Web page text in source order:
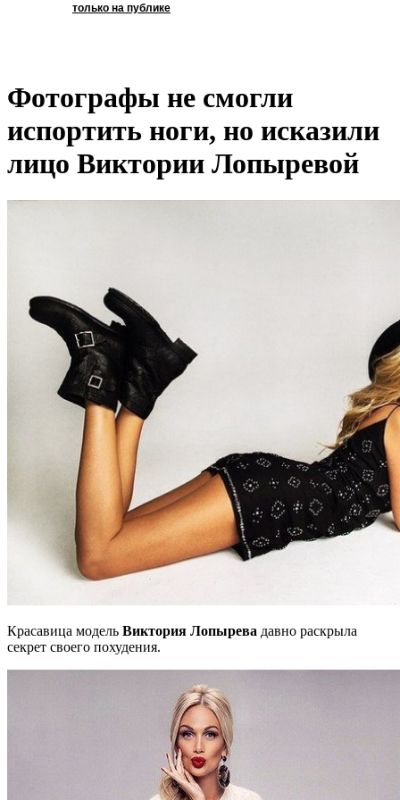
только на публике
Фотографы не смогли
испортить ноги, но исказили
лицо Виктории Лопыревой
Красавица модель Виктория Лопырева давно раскрыла
секрет своего похудения.